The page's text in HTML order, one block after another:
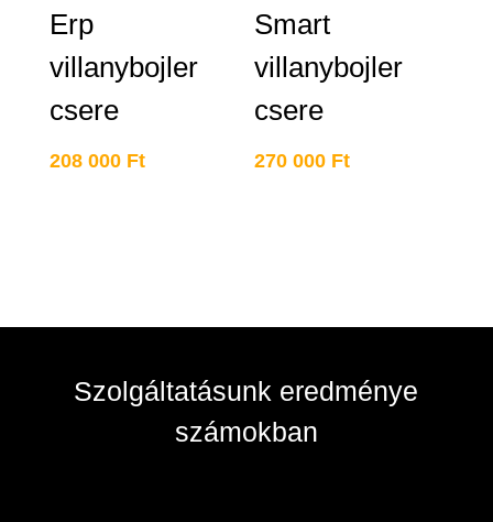
Erp
villanybojler
csere
208 000 Ft
Smart
villanybojler
csere
270 000 Ft
Szolgáltatásunk eredménye
számokban